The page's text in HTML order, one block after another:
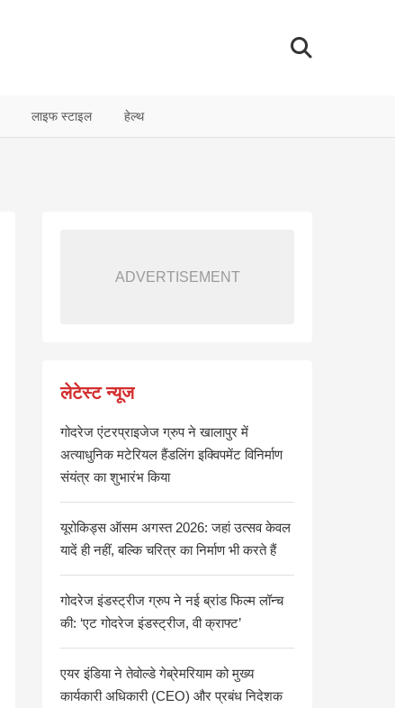
लाइफ स्टाइल हेल्थ
ADVERTISEMENT
लेटेस्ट न्यूज
गोदरेज एंटरप्राइजेज ग्रुप ने खालापुर में
अत्याधुनिक मटेरियल हैंडलिंग इक्विपमेंट विनिर्माण
संयंत्र का शुभारंभ किया
यूरोकिड्स ऑसम अगस्त 2026: जहां उत्सव केवल
यादें ही नहीं, बल्कि चरित्र का निर्माण भी करते हैं
गोदरेज इंडस्ट्रीज ग्रुप ने नई ब्रांड फिल्म लॉन्च
की: ‘एट गोदरेज इंडस्ट्रीज, वी क्राफ्ट’
एयर इंडिया ने तेवोल्डे गेब्रेमरियाम को मुख्य
कार्यकारी अधिकारी (CEO) और प्रबंध निदेशक